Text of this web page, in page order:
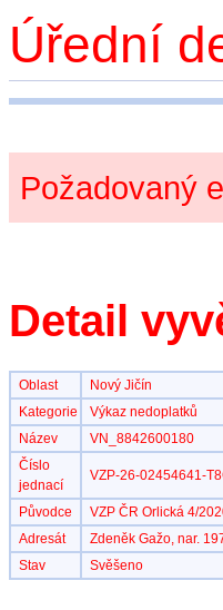
Úřední
Požadovaný
Detail
Oblast
Nový Jičín
Kategorie
Výkaz nedoplatků
Název
VN_8842600180
Číslo
jednací
VZP-26-02454641-
Původce
VZP ČR Orlická 4/
Adresát
Zdeněk Gažo, nar.
Stav
Svěšeno